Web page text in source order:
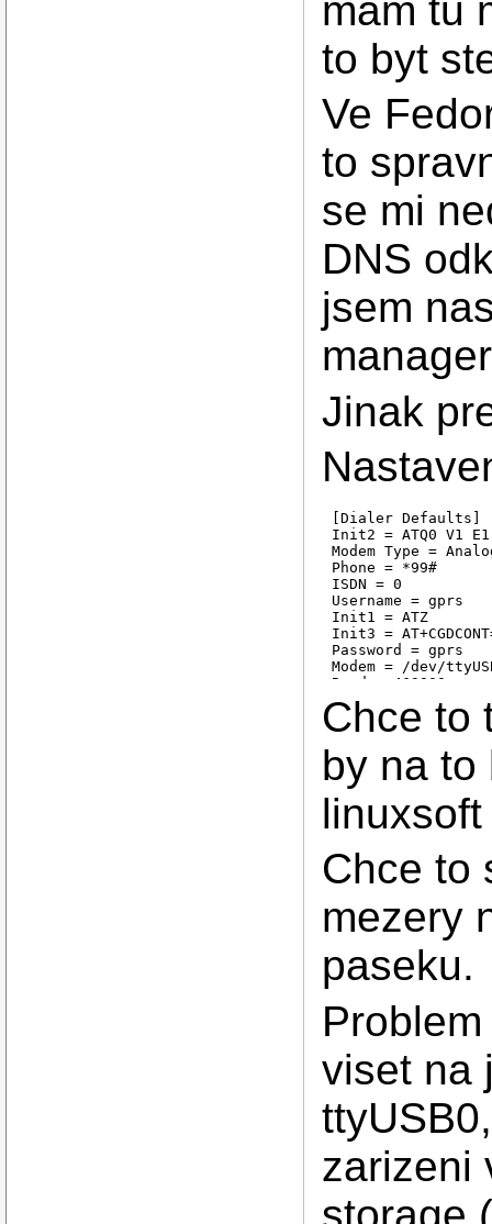
mam tu
to byt
Ve
to
se mi
DNS
jsem
Jinak
[Dialer Defaults]
Init2 = ATQ0 V1 E1
Modem Type =
Phone = *99#
ISDN = 0
Username = gprs
Init1 = ATZ
Init3 =
Password = gprs
Modem = /dev/
Baud = 460800
Dial Command =
Stupid Mode = 1
Auto DNS = Off
DNS = 62.141.0.1
Chce to
by na to
Chce to
mezery
paseku.
viset na
zarizeni
storage